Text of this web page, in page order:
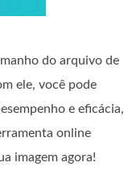
do arquivo de
ele, você pode
e eficácia,
online
imagem agora!